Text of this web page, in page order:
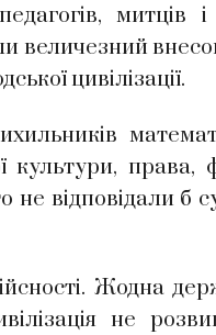
внесок
цивілізації.
права,
не відповідали б
Жодна
не